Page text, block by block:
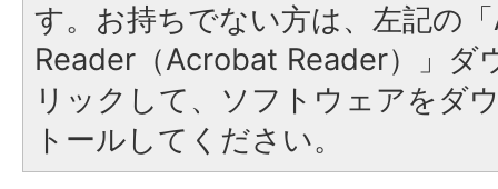
す。お持ちでない方は、左記の
Reader（Acrobat Reader）」ダ
リックして、ソフトウェアをダ
トールしてください。